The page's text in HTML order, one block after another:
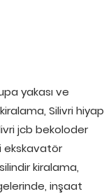
yakası ve
Silivri hiyap
jcb bekoloder
ekskavatör
kiralama,
inşaat